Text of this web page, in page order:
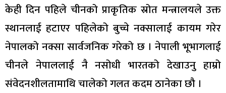
केही दिन पहिले चीनको प्राकृतिक स्रोत मन्त्रालयले उक्त
स्थानलाई हटाएर पहिलेको बुच्चे नक्सालाई कायम गरेर
नेपालको नक्सा सार्वजनिक गरेको छ । नेपाली भूभागलाई
चीनले नेपाललाई नै नसोधी भारतको देखाउनु हाम्रो
संवेदनशीलतामाथि चालेको गलत कदम ठानेका छौ ।